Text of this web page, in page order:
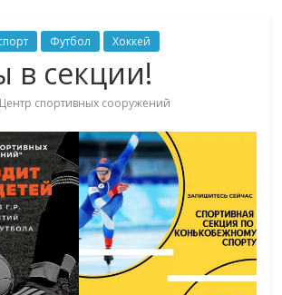
Футбол Хоккей
в секции!
Центр спортивных сооружений